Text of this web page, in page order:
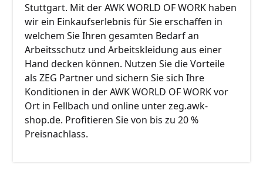
Stuttgart. Mit der AWK WORLD OF WORK haben
wir ein Einkaufserlebnis für Sie erschaffen in
welchem Sie Ihren gesamten Bedarf an
Arbeitsschutz und Arbeitskleidung aus einer
Hand decken können. Nutzen Sie die Vorteile
als ZEG Partner und sichern Sie sich Ihre
Konditionen in der AWK WORLD OF WORK vor
Ort in Fellbach und online unter zeg.awk-
shop.de. Profitieren Sie von bis zu 20 %
Preisnachlass.